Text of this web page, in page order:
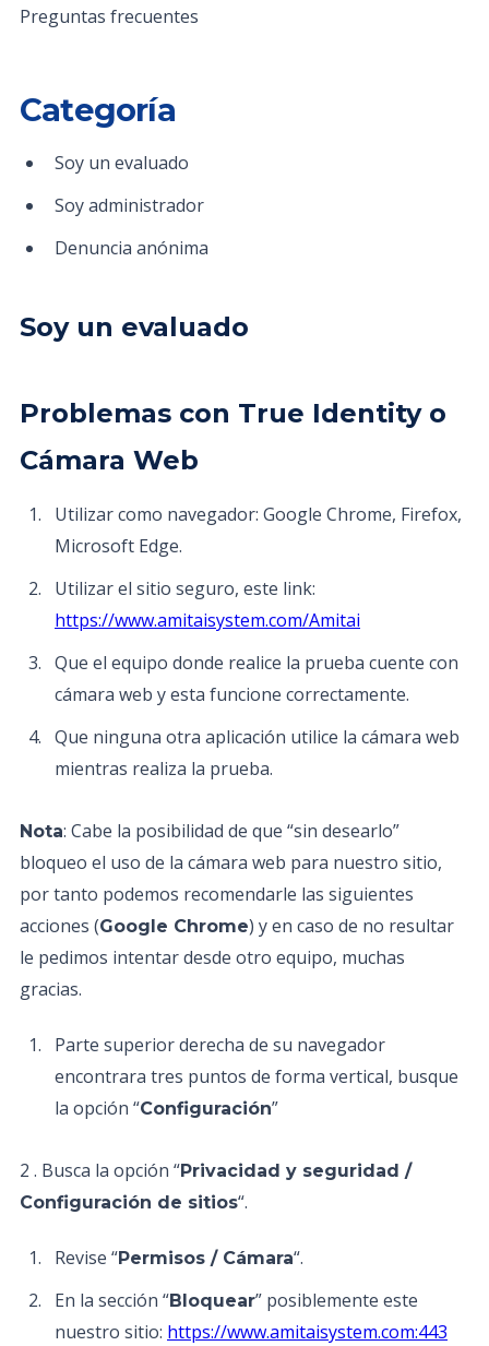
Preguntas frecuentes
Categoría
Soy un evaluado
Soy administrador
Denuncia anónima
Soy un evaluado
Problemas con True Identity o
Cámara Web
Utilizar como navegador: Google Chrome, Firefox,
Microsoft Edge.
Utilizar el sitio seguro, este link:
https://www.amitaisystem.com/Amitai
Que el equipo donde realice la prueba cuente con
cámara web y esta funcione correctamente.
Que ninguna otra aplicación utilice la cámara web
mientras realiza la prueba.
Nota: Cabe la posibilidad de que “sin desearlo”
bloqueo el uso de la cámara web para nuestro sitio,
por tanto podemos recomendarle las siguientes
acciones (Google Chrome) y en caso de no resultar
le pedimos intentar desde otro equipo, muchas
gracias.
Parte superior derecha de su navegador
encontrara tres puntos de forma vertical, busque
la opción “Configuración”
2 . Busca la opción “Privacidad y seguridad /
Configuración de sitios“.
Revise “Permisos / Cámara“.
En la sección “Bloquear” posiblemente este
nuestro sitio: https://www.amitaisystem.com:443